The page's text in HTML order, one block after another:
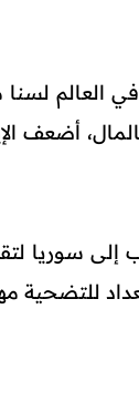
في العالم
أضعف
سوريا
للتضحية